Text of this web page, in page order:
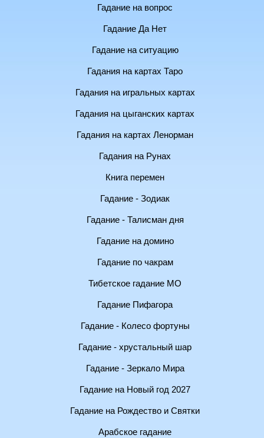
Гадание на вопрос
Гадание Да Нет
Гадание на ситуацию
Гадания на картах Таро
Гадания на игральных картах
Гадания на цыганских картах
Гадания на картах Ленорман
Гадания на Рунах
Книга перемен
Гадание - Зодиак
Гадание - Талисман дня
Гадание на домино
Гадание по чакрам
Тибетское гадание МО
Гадание Пифагора
Гадание - Колесо фортуны
Гадание - хрустальный шар
Гадание - Зеркало Мира
Гадание на Новый год 2027
Гадание на Рождество и Святки
Арабское гадание